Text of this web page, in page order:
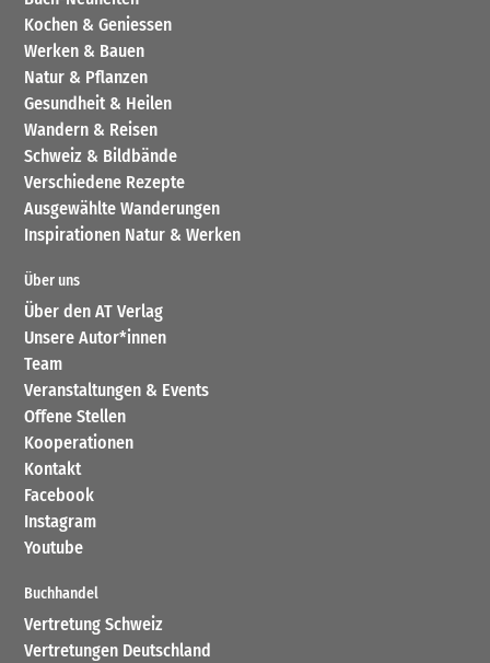
Kochen & Geniessen
Werken & Bauen
Natur & Pflanzen
Gesundheit & Heilen
Wandern & Reisen
Schweiz & Bildbände
Verschiedene Rezepte
Ausgewählte Wanderungen
Inspirationen Natur & Werken
Über uns
Über den AT Verlag
Unsere Autor*innen
Team
Veranstaltungen & Events
Offene Stellen
Kooperationen
Kontakt
Facebook
Instagram
Youtube
Buchhandel
Vertretung Schweiz
Vertretungen Deutschland